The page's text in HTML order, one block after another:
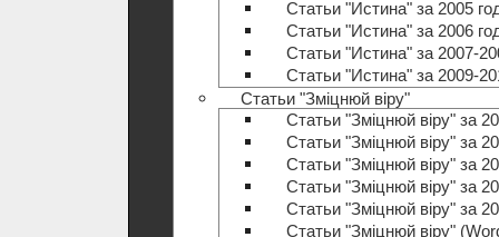
Статьи "Истина" за 2005
Статьи "Истина" за 2006
Статьи "Истина" за 2007-
Статьи "Истина" за 2009-
Статьи "Зміцнюй віру"
Статьи "Зміцнюй віру" за
Статьи "Зміцнюй віру" за
Статьи "Зміцнюй віру" за
Статьи "Зміцнюй віру" за
Статьи "Зміцнюй віру" за
Статьи "Зміцнюй віру"